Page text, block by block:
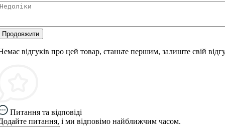
Продовжити
відгуків про цей товар, станьте першим, залиште свій
Питання та відповіді
питання, і ми відповімо найближчим часом.